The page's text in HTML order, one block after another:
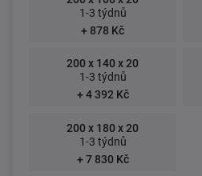
1-3 týdnů
+ 878 Kč
200 x 140 x 20
1-3 týdnů
+ 4 392 Kč
200 x 180 x 20
1-3 týdnů
+ 7 830 Kč